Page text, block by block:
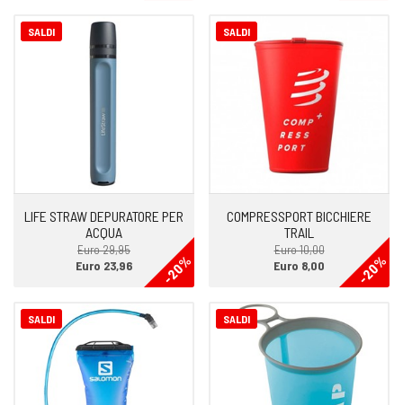
SALDI
LIFE STRAW DEPURATORE PER
ACQUA
Euro 29,95
-20%
Euro 23,96
SALDI
COMPRESSPORT BICCHIERE
TRAIL
Euro 10,00
-20%
Euro 8,00
SALDI SALDI